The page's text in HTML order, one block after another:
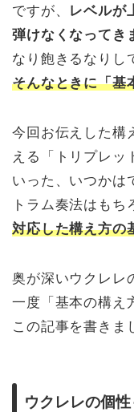
ですが、 レベルが
弾けなくなってき
なり飽きるなりし
そんなときに「基
今回お伝えした構
える「トリプレッ
いった、いつかは
トラム奏法はもち
対応した構え方の
奥が深いウクレレ
一度「基本の構え
この記事を書きま
ウクレレの個